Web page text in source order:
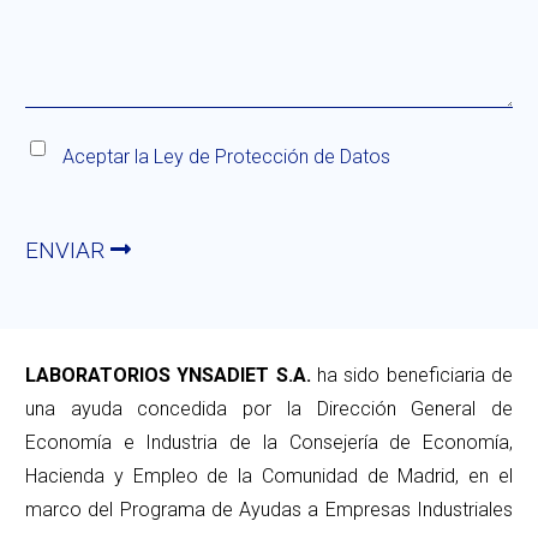
Aceptar la Ley de Protección de Datos
ENVIAR
LABORATORIOS YNSADIET S.A.ha sido beneficiaria de
una ayuda concedida por la Dirección General de
Economía e Industria de la Consejería de Economía,
Hacienda y Empleo de la Comunidad de Madrid, en el
marco del Programa de Ayudas a Empresas Industriales